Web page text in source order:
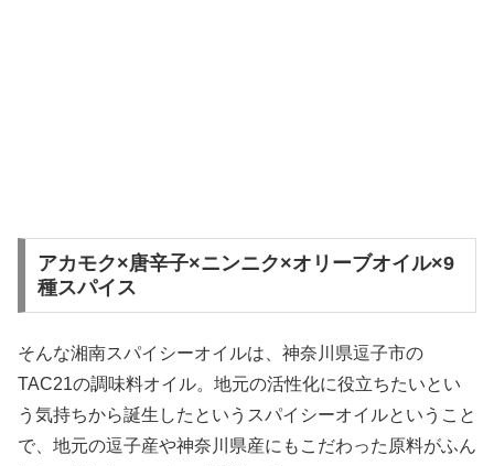
アカモク×唐辛子×ニンニク×オリーブオイル×9
種スパイス
そんな湘南スパイシーオイルは、神奈川県逗子市の
TAC21の調味料オイル。地元の活性化に役立ちたいとい
う気持ちから誕生したというスパイシーオイルということ
で、地元の逗子産や神奈川県産にもこだわった原料がふん